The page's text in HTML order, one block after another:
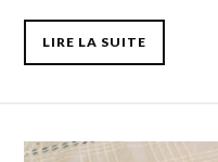
LIRE LA SUITE